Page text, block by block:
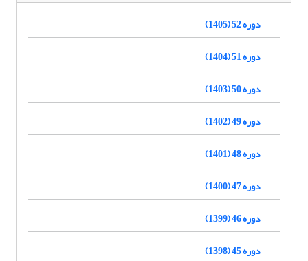
دوره 52 (1405)
دوره 51 (1404)
دوره 50 (1403)
دوره 49 (1402)
دوره 48 (1401)
دوره 47 (1400)
دوره 46 (1399)
دوره 45 (1398)